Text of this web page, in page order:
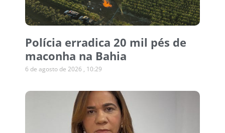
Polícia erradica 20 mil pés de
maconha na Bahia
6 de agosto de 2026 10:29